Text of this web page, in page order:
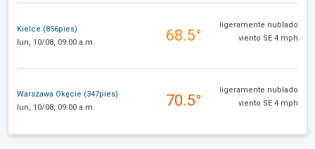
Kielce (856pies)
lun, 10/08, 09:00 a.m.
68.5°
ligeramente nublado
viento SE 4 mph
Warszawa Okęcie (347pies)
lun, 10/08, 09:00 a.m.
70.5°
ligeramente nublado
viento SE 4 mph